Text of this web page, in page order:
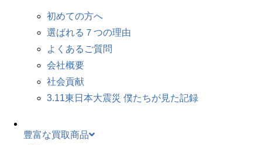
初めての方へ
選ばれる７つの理由
よくあるご質問
会社概要
社会貢献
3.11東日本大震災 僕たちが見た記録
豊富な買取商品